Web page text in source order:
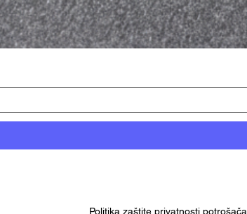
Politika zaštite privatnosti potrošača